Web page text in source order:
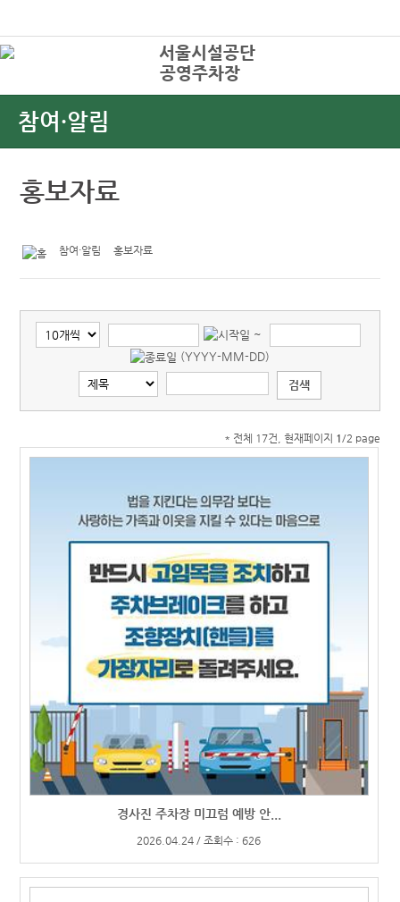
공영주차장
참여·알림
홍보자료
참여·알림 홍보자료
~
(YYYY-MM-DD)
* 전체 17건, 현재페이지 1 /2 page
경사진 주차장 미끄럼 예방 안...
2026.04.24 / 조회수 : 626